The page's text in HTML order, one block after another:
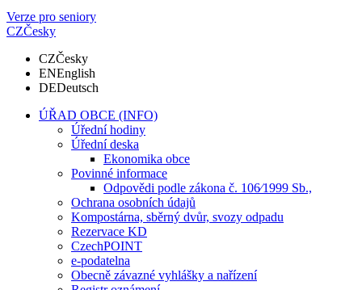
Verze pro seniory
CZČesky
CZČesky
ENEnglish
DEDeutsch
ÚŘAD OBCE (INFO)
Úřední hodiny
Úřední deska
Ekonomika obce
Povinné informace
Odpovědi podle zákona č. 106⁄1999 Sb.,
Ochrana osobních údajů
Kompostárna, sběrný dvůr, svozy odpadu
Rezervace KD
CzechPOINT
e-podatelna
Obecně závazné vyhlášky a nařízení